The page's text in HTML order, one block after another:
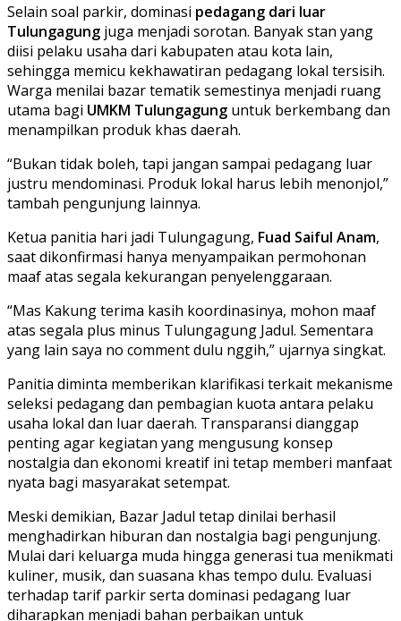
Selain soal parkir, dominasi pedagang dari luar
Tulungagung juga menjadi sorotan. Banyak stan yang
diisi pelaku usaha dari kabupaten atau kota lain,
sehingga memicu kekhawatiran pedagang lokal tersisih.
Warga menilai bazar tematik semestinya menjadi ruang
utama bagi UMKM Tulungagung untuk berkembang dan
menampilkan produk khas daerah.
“Bukan tidak boleh, tapi jangan sampai pedagang luar
justru mendominasi. Produk lokal harus lebih menonjol,”
tambah pengunjung lainnya.
Ketua panitia hari jadi Tulungagung, Fuad Saiful Anam,
saat dikonfirmasi hanya menyampaikan permohonan
maaf atas segala kekurangan penyelenggaraan.
“Mas Kakung terima kasih koordinasinya, mohon maaf
atas segala plus minus Tulungagung Jadul. Sementara
yang lain saya no comment dulu nggih,” ujarnya singkat.
Panitia diminta memberikan klarifikasi terkait mekanisme
seleksi pedagang dan pembagian kuota antara pelaku
usaha lokal dan luar daerah. Transparansi dianggap
penting agar kegiatan yang mengusung konsep
nostalgia dan ekonomi kreatif ini tetap memberi manfaat
nyata bagi masyarakat setempat.
Meski demikian, Bazar Jadul tetap dinilai berhasil
menghadirkan hiburan dan nostalgia bagi pengunjung.
Mulai dari keluarga muda hingga generasi tua menikmati
kuliner, musik, dan suasana khas tempo dulu. Evaluasi
terhadap tarif parkir serta dominasi pedagang luar
diharapkan menjadi bahan perbaikan untuk